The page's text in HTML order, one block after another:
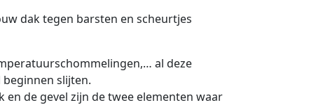
dak tegen barsten en scheurtjes
al deze
slijten.
en de gevel zijn de twee elementen waar